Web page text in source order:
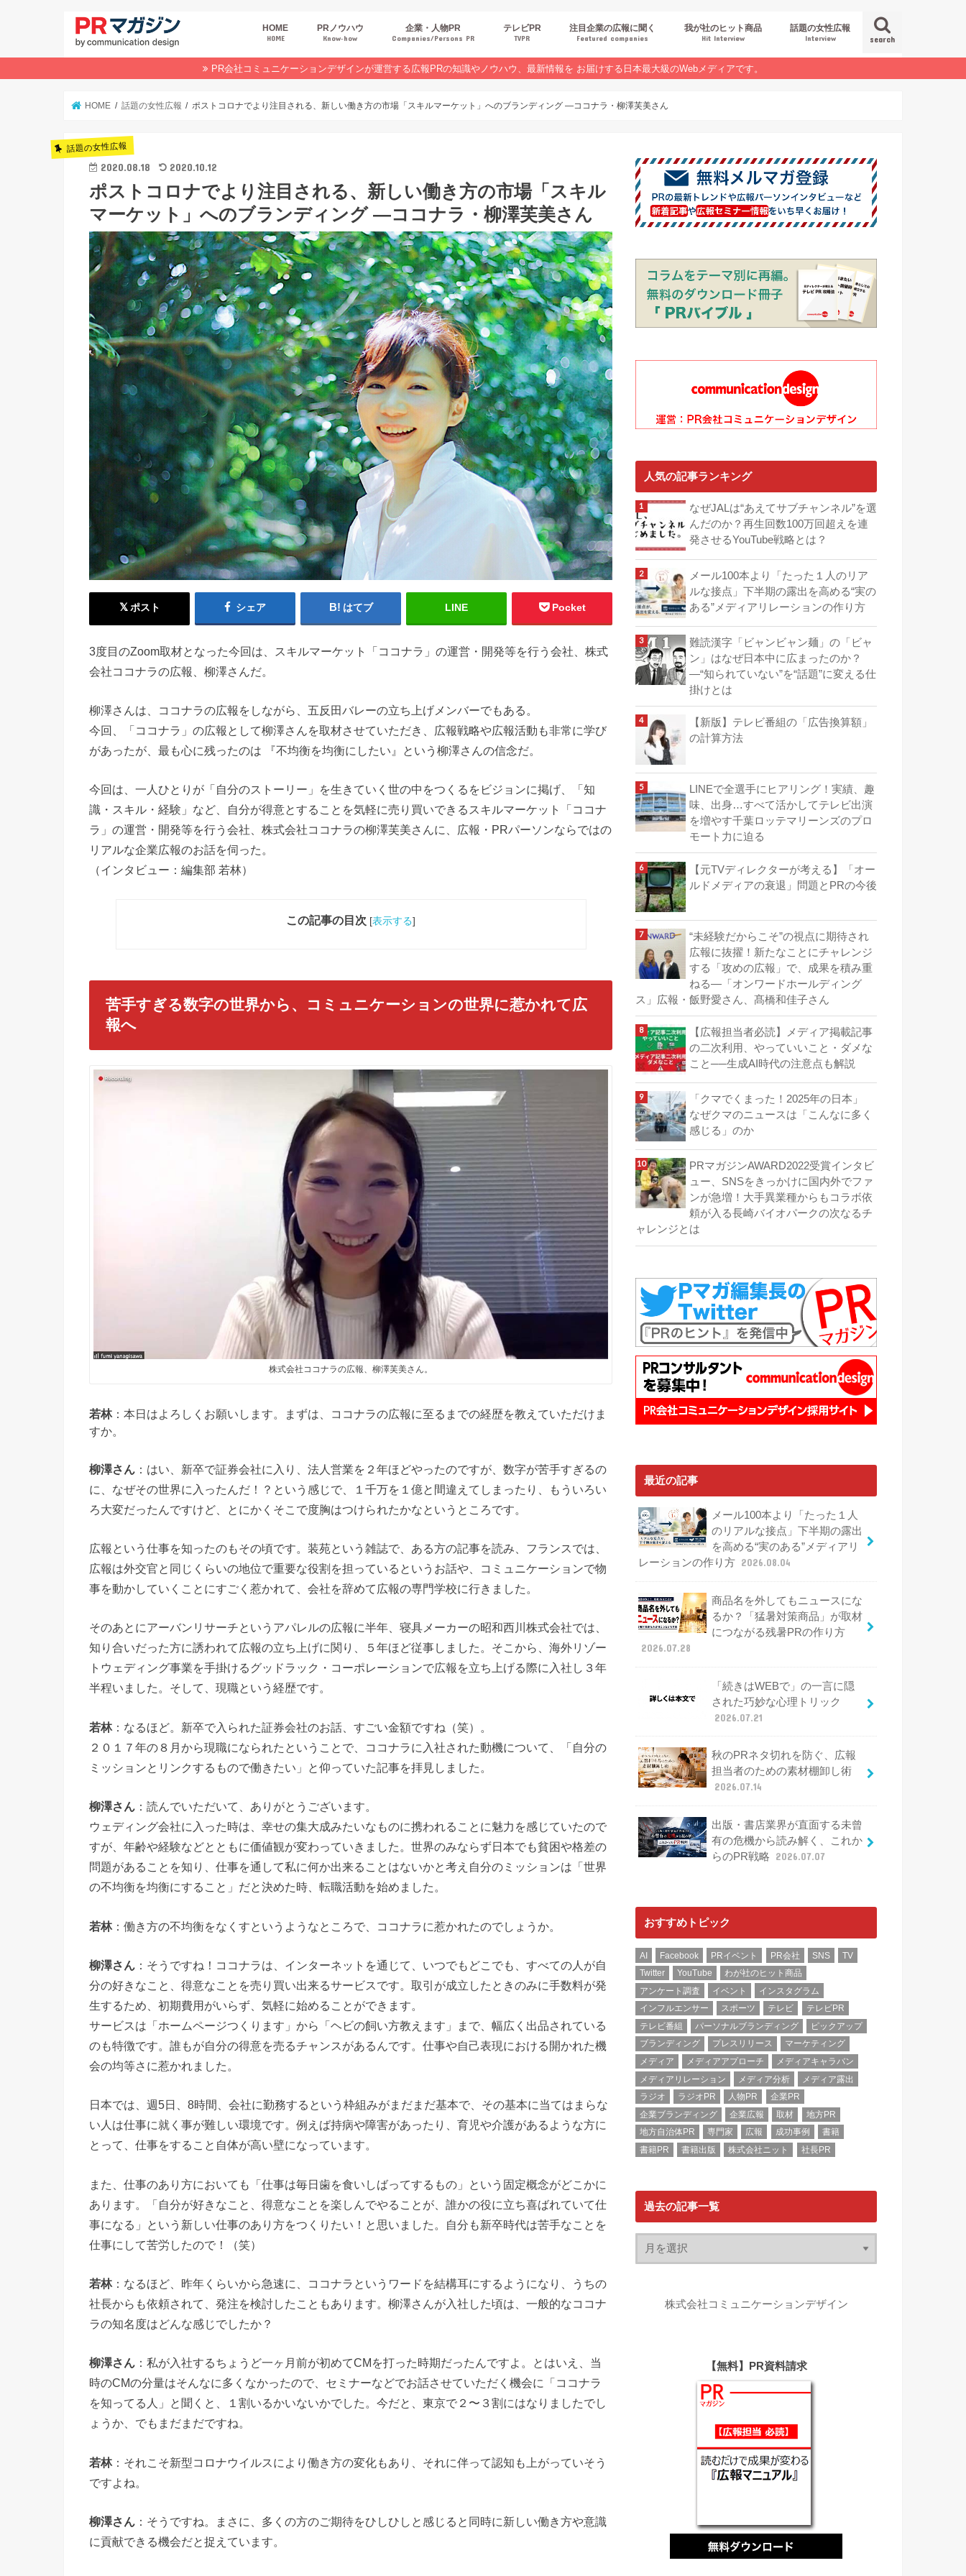
search
HOME
HOME
PRノウハウ
Know‐how
広報スキルUP
商品・サービスPR
デジタルPR
PRトレンド
イベントPR
業界コラム
オンラインセミナーレポート
企業・人物PR
Companies/Persons PR
テレビPR
TVPR
注目企業の広報に聞く
Featured companies
我が社のヒット商品
Hit Interview
話題の女性広報
Interview
PR会社コミュニケーションデザインが運営する広報PRの知識やノウハウ、最新情報を お届けする日本最大級のWebメディアです。
HOME 話題の女性広報 ポストコロナでより注目される、新しい働き方の市場「スキルマーケット」へのブランディング —ココナラ・柳澤芙美さん
話題の女性広報
2020.08.18 2020.10.12
ポストコロナでより注目される、新しい働き方の市場「スキル
マーケット」へのブランディング —ココナラ・柳澤芙美さん
ポスト シェア はてブ LINE Pocket
3度目のZoom取材となった今回は、スキルマーケット「ココナラ」の運営・開発等を行う会社、株式
会社ココナラの広報、柳澤さんだ。
柳澤さんは、ココナラの広報をしながら、五反田バレーの立ち上げメンバーでもある。
今回、「ココナラ」の広報として柳澤さんを取材させていただき、広報戦略や広報活動も非常に学び
があったが、最も心に残ったのは 『不均衡を均衡にしたい』という柳澤さんの信念だ。
今回は、一人ひとりが「自分のストーリー」を生きていく世の中をつくるをビジョンに掲げ、「知
識・スキル・経験」など、自分が得意とすることを気軽に売り買いできるスキルマーケット「ココナ
ラ」の運営・開発等を行う会社、株式会社ココナラの柳澤芙美さんに、広報・PRパーソンならではの
リアルな企業広報のお話を伺った。
（インタビュー：編集部 若林）
この記事の目次 [表示する]
苦手すぎる数字の世界から、コミュニケーションの世界に惹かれて広
報へ
株式会社ココナラの広報、柳澤芙美さん。
若林：本日はよろしくお願いします。まずは、ココナラの広報に至るまでの経歴を教えていただけま
すか。
柳澤さん ：はい、新卒で証券会社に入り、法人営業を２年ほどやったのですが、数字が苦手すぎるの
に、なぜその世界に入ったんだ！？という感じで、１千万を１億と間違えてしまったり、もういろい
ろ大変だったんですけど、とにかくそこで度胸はつけられたかなというところです。
広報という仕事を知ったのもその頃です。装苑という雑誌で、ある方の記事を読み、フランスでは、
広報は外交官と同じくらいの地位で重要な役割を担っているというお話や、コミュニケーションで物
事を動かしていくことにすごく惹かれて、会社を辞めて広報の専門学校に行きました。
そのあとにアーバンリサーチというアパレルの広報に半年、寝具メーカーの昭和西川株式会社では、
知り合いだった方に誘われて広報の立ち上げに関り、５年ほど従事しました。そこから、海外リゾー
トウェディング事業を手掛けるグッドラック・コーポレーションで広報を立ち上げる際に入社し３年
半程いました。そして、現職という経歴です。
若林：なるほど。新卒で入られた証券会社のお話、すごい金額ですね（笑）。
２０１７年の８月から現職になられたということで、ココナラに入社された動機について、「自分の
ミッションとリンクするもので働きたい」と仰っていた記事を拝見しました。
柳澤さん ：読んでいただいて、ありがとうございます。
ウェディング会社に入った時は、幸せの集大成みたいなものに携われることに魅力を感じていたので
すが、年齢や経験などとともに価値観が変わっていきました。世界のみならず日本でも貧困や格差の
問題があることを知り、仕事を通して私に何か出来ることはないかと考え自分のミッションは「世界
の不均衡を均衡にすること」だと決めた時、転職活動を始めました。
若林 ：働き方の不均衡をなくすというようなところで、ココナラに惹かれたのでしょうか。
柳澤さん ：そうですね！ココナラは、インターネットを通じて、いつでもどこでも、すべての人が自
分の好きなこと、得意なことを売り買い出来るサービスです。取引が成立したときのみに手数料が発
生するため、初期費用がいらず、気軽に始めることができます。
サービスは「ホームページつくります」から「ヘビの飼い方教えます」まで、幅広く出品されている
のも特徴です。誰もが自分の得意を売るチャンスがあるんです。仕事や自己表現における開かれた機
会の均等さに惹かれました。
日本では、週5日、8時間、会社に勤務するという枠組みがまだまだ基本で、その基本に当てはまらな
い人は仕事に就く事が難しい環境です。例えば持病や障害があったり、育児や介護があるような方に
とって、仕事をすること自体が高い壁になっています。
また、仕事のあり方においても「仕事は毎日歯を食いしばってするもの」という固定概念がどこかに
あります。「自分が好きなこと、得意なことを楽しんでやることが、誰かの役に立ち喜ばれていて仕
事になる」という新しい仕事のあり方をつくりたい！と思いました。自分も新卒時代は苦手なことを
仕事にして苦労したので！（笑）
若林：なるほど、昨年くらいから急速に、ココナラというワードを結構耳にするようになり、うちの
社長からも依頼されて、発注を検討したこともあります。柳澤さんが入社した頃は、一般的なココナ
ラの知名度はどんな感じでしたか？
柳澤さん ：私が入社するちょうど一ヶ月前が初めてCMを打った時期だったんですよ。とはいえ、当
時のCMの分量はそんなに多くなかったので、セミナーなどでお話させていただく機会に「ココナラ
を知ってる人」と聞くと、１割いるかいないかでした。今だと、東京で２〜３割にはなりましたでし
ょうか、でもまだまだですね。
若林：それこそ新型コロナウイルスにより働き方の変化もあり、それに伴って認知も上がっていそう
ですよね。
柳澤さん ：そうですね。まさに、多くの方のご期待をひしひしと感じると同時に新しい働き方や意識
に貢献できる機会だと捉えています。
人気の記事ランキング
なぜJALは“あえてサブチャンネル”を選
んだのか？再生回数100万回超えを連
発させるYouTube戦略とは？
メール100本より「たった１人のリア
ルな接点」下半期の露出を高める“実の
ある”メディアリレーションの作り方
難読漢字「ビャンビャン麺」の「ビャ
ン」はなぜ日本中に広まったのか？
―“知られていない”を“話題”に変える仕
掛けとは
【新版】テレビ番組の「広告換算額」
の計算方法
LINEで全選手にヒアリング！実績、趣
味、出身…すべて活かしてテレビ出演
を増やす千葉ロッテマリーンズのプロ
モート力に迫る
【元TVディレクターが考える】「オー
ルドメディアの衰退」問題とPRの今後
“未経験だからこそ”の視点に期待され
広報に抜擢！新たなことにチャレンジ
する「攻めの広報」で、成果を積み重
ねる―「オンワードホールディング
ス」広報・飯野愛さん、髙橋和佳子さん
【広報担当者必読】メディア掲載記事
の二次利用、やっていいこと・ダメな
こと──生成AI時代の注意点も解説
「クマでくまった！2025年の日本」
なぜクマのニュースは「こんなに多く
感じる」のか
PRマガジンAWARD2022受賞インタビ
ュー、SNSをきっかけに国内外でファ
ンが急増！大手異業種からもコラボ依
頼が入る長崎バイオパークの次なるチ
ャレンジとは
最近の記事
メール100本より「たった１人
のリアルな接点」下半期の露出
を高める“実のある”メディアリ
レーションの作り方 2026.08.04
商品名を外してもニュースにな
るか？「猛暑対策商品」が取材
につながる残暑PRの作り方
2026.07.28
「続きはWEBで」の一言に隠
された巧妙な心理トリック
2026.07.21
秋のPRネタ切れを防ぐ、広報
担当者のための素材棚卸し術
2026.07.14
出版・書店業界が直面する未曾
有の危機から読み解く、これか
らのPR戦略
2026.07.07
おすすめトピック
AI Facebook PRイベント PR会社 SNS
TV
Twitter
YouTube
わが社のヒット商品
アンケート調査
イベント
インスタグラム
インフルエンサー
スポーツ テレビ
テレビPR
テレビ番組
パーソナルブランディング
ピックアップ
ブランディング
プレスリリース
マーケティング
メディア
メディアアプローチ
メディアキャラバン
メディアリレーション
メディア分析
メディア露出
ラジオ
ラジオPR 人物PR
企業PR
企業ブランディング
企業広報 取材
地方PR
地方自治体PR
専門家 広報 成功事例
書籍
書籍PR
書籍出版 株式会社ニット 社長PR
過去の記事一覧
株式会社コミュニケーションデザイン
【無料】PR資料請求